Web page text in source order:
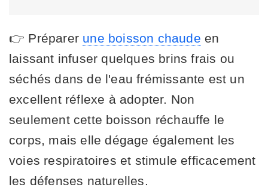
👉 Préparer une boisson chaude en
laissant infuser quelques brins frais ou
séchés dans de l'eau frémissante est un
excellent réflexe à adopter. Non
seulement cette boisson réchauffe le
corps, mais elle dégage également les
voies respiratoires et stimule efficacement
les défenses naturelles.